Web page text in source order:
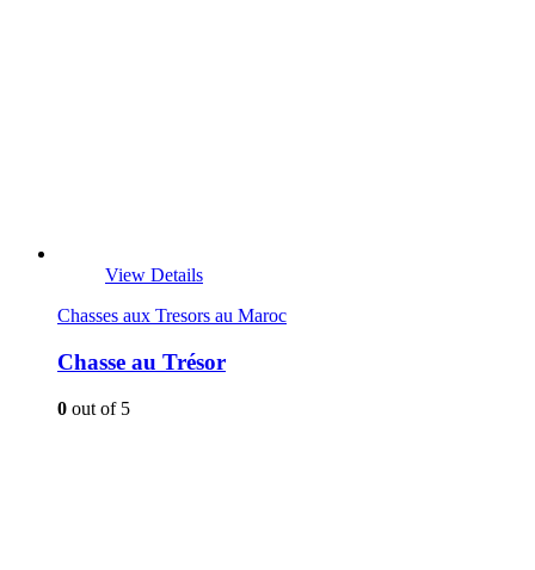
View Details
Chasses aux Tresors au Maroc
Chasse au Trésor
0 out of 5